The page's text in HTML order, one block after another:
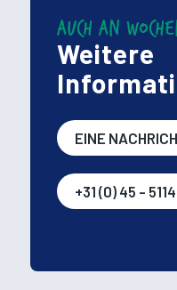
AUCH AN
Weitere
EINE
+31 (0) 45 -